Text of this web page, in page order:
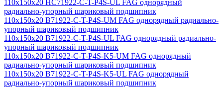
110x150x20 HC71922-C-T-P4S-UL FAG однорядный
радиально-упорный шариковый подшипник
110x150x20 B71922-C-T-P4S-UM FAG однорядный радиально-
упорный шариковый подшипник
110x150x20 B71922-C-T-P4S-UL FAG однорядный радиально-
упорный шариковый подшипник
110x150x20 B71922-C-T-P4S-K5-UM FAG однорядный
радиально-упорный шариковый подшипник
110x150x20 B71922-C-T-P4S-K5-UL FAG однорядный
радиально-упорный шариковый подшипник